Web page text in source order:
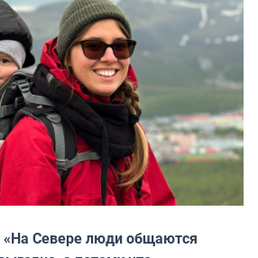
«На Севере люди общаются